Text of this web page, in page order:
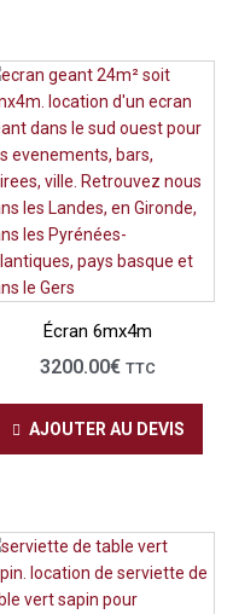
Écran 6mx4m
3200.00€ TTC
AJOUTER AU DEVIS